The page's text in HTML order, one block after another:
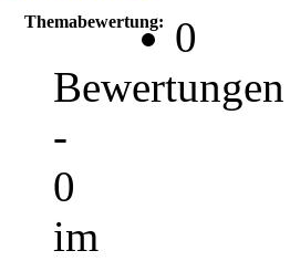
Themabewertung:
0
Bewertungen
-
0
im